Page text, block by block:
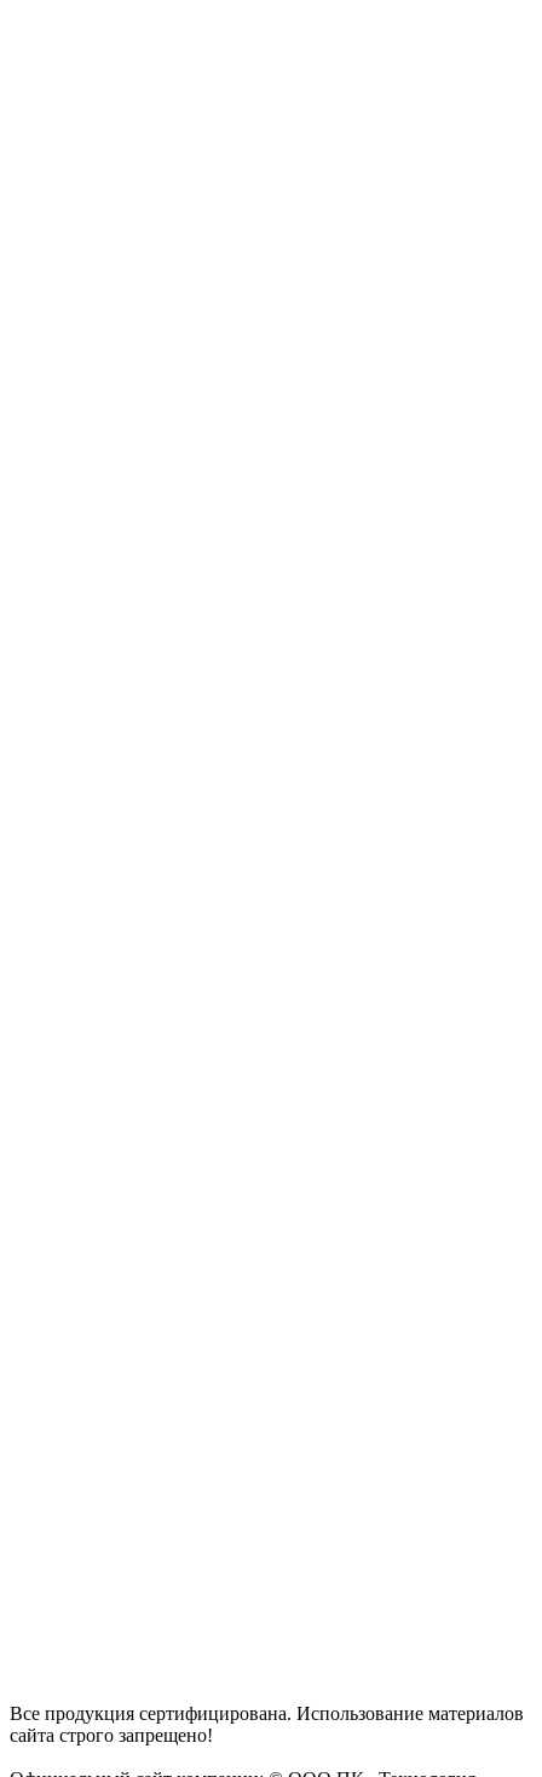
Все продукция сертифицирована. Использование материалов
сайта строго запрещено!